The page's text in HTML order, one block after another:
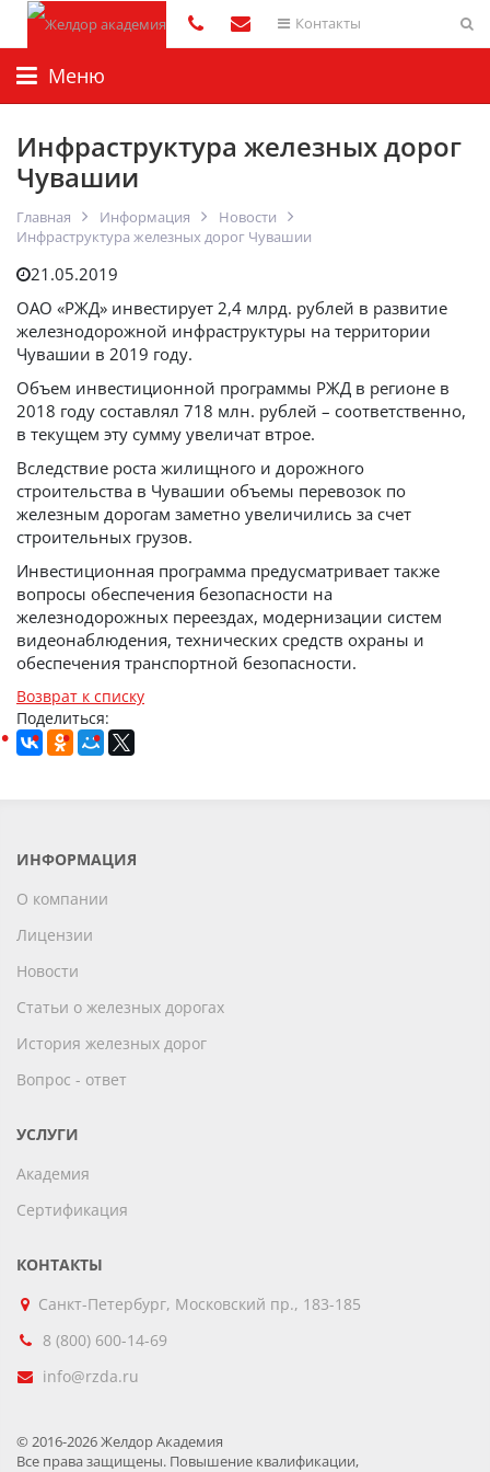
Контакты
Меню
Инфраструктура железных дорог
Чувашии
Главная Информация
Новости
Инфраструктура железных дорог Чувашии
21.05.2019
ОАО «РЖД» инвестирует 2,4 млрд. рублей в развитие
железнодорожной инфраструктуры на территории
Чувашии в 2019 году.
Объем инвестиционной программы РЖД в регионе в
2018 году составлял 718 млн. рублей – соответственно,
в текущем эту сумму увеличат втрое.
Вследствие роста жилищного и дорожного
строительства в Чувашии объемы перевозок по
железным дорогам заметно увеличились за счет
строительных грузов.
Инвестиционная программа предусматривает также
вопросы обеспечения безопасности на
железнодорожных переездах, модернизации систем
видеонаблюдения, технических средств охраны и
обеспечения транспортной безопасности.
Возврат к списку
Поделиться:
ИНФОРМАЦИЯ
О компании
Лицензии
Новости
Статьи о железных дорогах
История железных дорог
Вопрос - ответ
УСЛУГИ
Академия
Сертификация
КОНТАКТЫ
Санкт-Петербург, Московский пр., 183-185
8 (800) 600-14-69
info@rzda.ru
© 2016-2026 Желдор Академия
Все права защищены. Повышение квалификации,